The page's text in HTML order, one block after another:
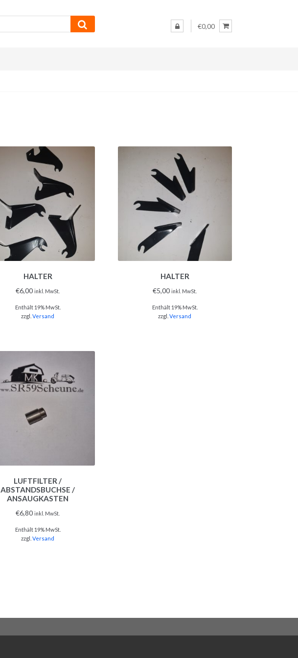
€0,00
HALTER
€6,00 inkl. MwSt.
Enthält 19% MwSt.
zzgl.Versand
HALTER
€5,00 inkl. MwSt.
Enthält 19% MwSt.
zzgl.Versand
LUFTFILTER /
ABSTANDSBUCHSE /
ANSAUGKASTEN
€6,80 inkl. MwSt.
Enthält 19% MwSt.
zzgl.Versand